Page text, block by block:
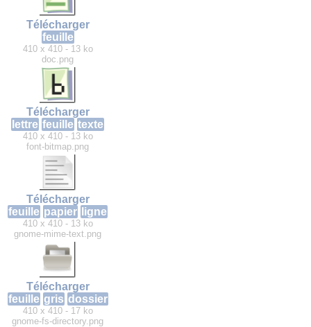
Télécharger
feuille
410 x 410 - 13 ko
doc.png
Télécharger
lettre feuille texte
410 x 410 - 13 ko
font-bitmap.png
Télécharger
feuille papier ligne
410 x 410 - 13 ko
gnome-mime-text.png
Télécharger
feuille gris dossier
410 x 410 - 17 ko
gnome-fs-directory.png